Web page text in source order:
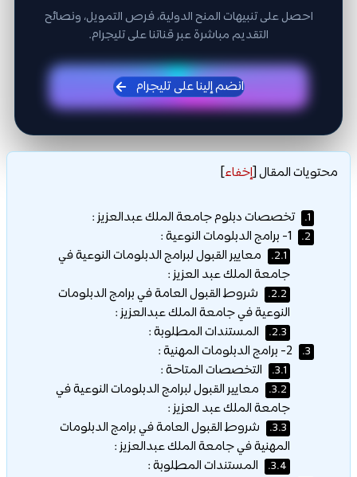
احصل على تنبيهات المنح الدولية، فرص التمويل، ونصائح
التقديم مباشرة عبر قناتنا على تليجرام.
انضم إلينا على تليجرام
محتويات المقال[إخفاء]
1. تخصصات دبلوم جامعة الملك عبدالعزيز :
2.
2.1.
معايير القبول لبرامج الدبلومات النوعية في
جامعة الملك عبد العزيز :
2.2.
شروط القبول العامة في برامج الدبلومات
النوعية في جامعة الملك عبدالعزيز :
2.3. المستندات المطلوبة :
3.
3.1. التخصصات المتاحة :
3.2.
معايير القبول لبرامج الدبلومات النوعية في
جامعة الملك عبد العزيز :
3.3.
شروط القبول العامة في برامج الدبلومات
المهنية في جامعة الملك عبدالعزيز :
3.4. المستندات المطلوبة :